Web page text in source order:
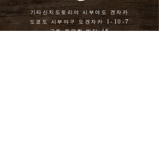
기타신치도토리야 시부야도 겐자카
도쿄도 시부야구 도겐자카 1-10-7
고토 육영회 빌딩 1F